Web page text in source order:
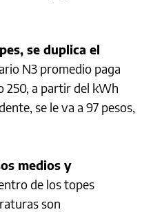
se duplica el
N3 promedio paga
250, a partir del kWh
se le va a 97 pesos,
medios y
de los topes
son